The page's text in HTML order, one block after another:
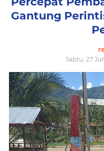
Gantung
Sabtu, 27